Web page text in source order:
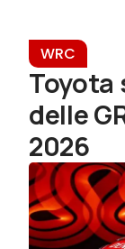
WRC
Toyota
delle
2026